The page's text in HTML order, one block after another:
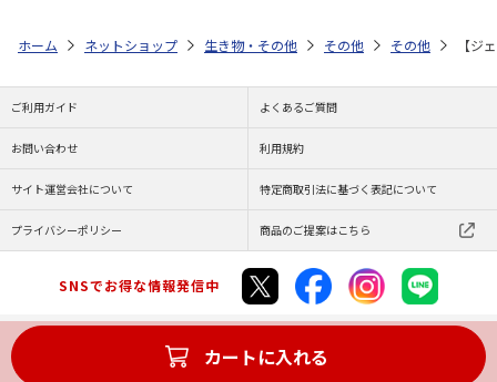
カートに入れる
ホーム ネットショップ 生き物・その他 その他 その他 【ジ
ご利用ガイド よくあるご質問
お問い合わせ 利用規約
サイト運営会社について 特定商取引法に基づく表記について
プライバシーポリシー 商品のご提案はこちら
SNSでお得な情報発信中